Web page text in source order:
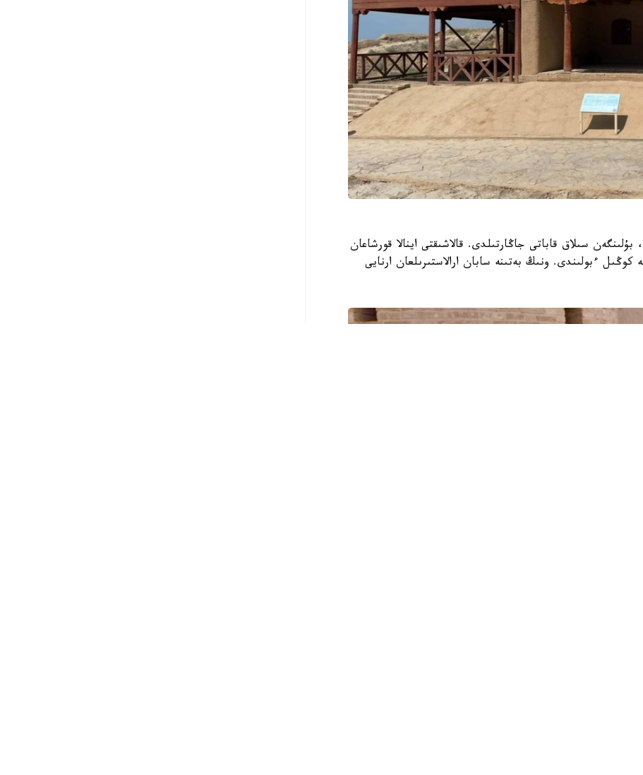
سىلاق قاباتى جاڭارتىلدى. قالاشىقتى اينالا قورشاعان
ءبولىندى. ونىڭ بەتىنە سابان ارالاستىرىلعان ارنايى